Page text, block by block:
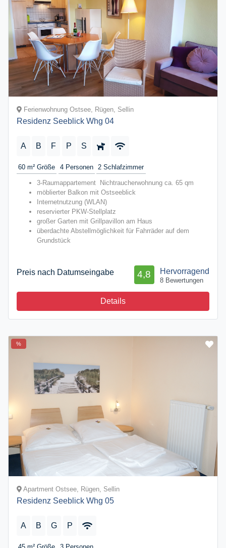
Ferienwohnung Ostsee, Rügen, Sellin
Residenz Seeblick Whg 04
A B F P S
60 m² Größe 4 Personen 2 Schlafzimmer
3-Raumappartement Nichtraucherwohnung ca. 65 qm
möblierter Balkon mit Ostseeblick
Internetnutzung (WLAN)
reservierter PKW-Stellplatz
großer Garten mit Grillpavillon am Haus
überdachte Abstellmöglichkeit für Fahrräder auf dem
Grundstück
Preis nach Datumseingabe Hervorragend
4,8
8 Bewertungen
Details
%
Apartment Ostsee, Rügen, Sellin
Residenz Seeblick Whg 05
A B G P